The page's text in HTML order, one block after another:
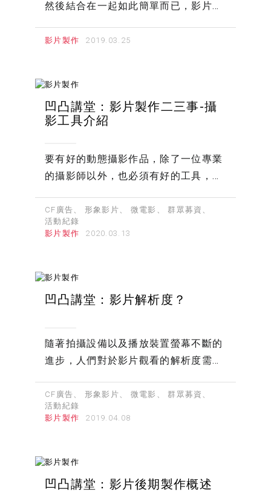
然後結合在一起如此簡單而已，影片後
臻至完美
影片製作
凹凸講堂：影片製作二三事-攝
影工具介紹
要有好的動態攝影作品，除了一位專業
的攝影師以外，也必須有好的工具，才
要來介紹有「攝影師三寶」之稱的實用
工具。
CF廣告 形象影片 微電影
群眾募資
活動紀錄
影片製作
凹凸講堂：影片解析度？
隨著拍攝設備以及播放裝置螢幕不斷的
進步，人們對於影片觀看的解析度需求
凸也提供許多規格與解析度的選擇。
CF廣告 形象影片 微電影
群眾募資
活動紀錄
影片製作
凹凸講堂：影片後期製作概述